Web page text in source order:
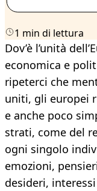
1 min di lettura
Dov’è l’unità
economica e
ripeterci che
uniti, gli europei
e anche poco
strati, come del
ogni singolo
emozioni,
desideri,